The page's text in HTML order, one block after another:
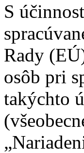
S
Rady
osôb pri
takýchto